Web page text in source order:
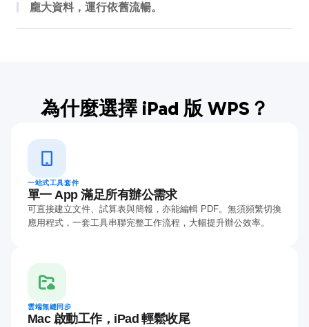
龐大資料，運行依舊流暢。
輕鬆處理各類數據：AI 輔助公式、進階樞紐分析表與動態圖表，就算是
為什麼選擇 iPad 版 WPS？
一站式工具套件
單一 App 滿足所有辦公需求
可直接建立文件、試算表與簡報，亦能編輯 PDF。無須頻繁切換
應用程式，一套工具串聯完整工作流程，大幅提升辦公效率。
雲端無縫同步
Mac 啟動工作，iPad 輕鬆收尾